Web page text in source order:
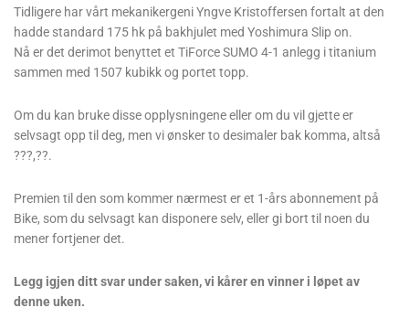
Tidligere har vårt mekanikergeni Yngve Kristoffersen fortalt at den
hadde standard 175 hk på bakhjulet med Yoshimura Slip on.
Nå er det derimot benyttet et TiForce SUMO 4-1 anlegg i titanium
sammen med 1507 kubikk og portet topp.
Om du kan bruke disse opplysningene eller om du vil gjette er
selvsagt opp til deg, men vi ønsker to desimaler bak komma, altså
???,??.
Premien til den som kommer nærmest er et 1-års abonnement på
Bike, som du selvsagt kan disponere selv, eller gi bort til noen du
mener fortjener det.
Legg igjen ditt svar under saken, vi kårer en vinner i løpet av
denne uken.